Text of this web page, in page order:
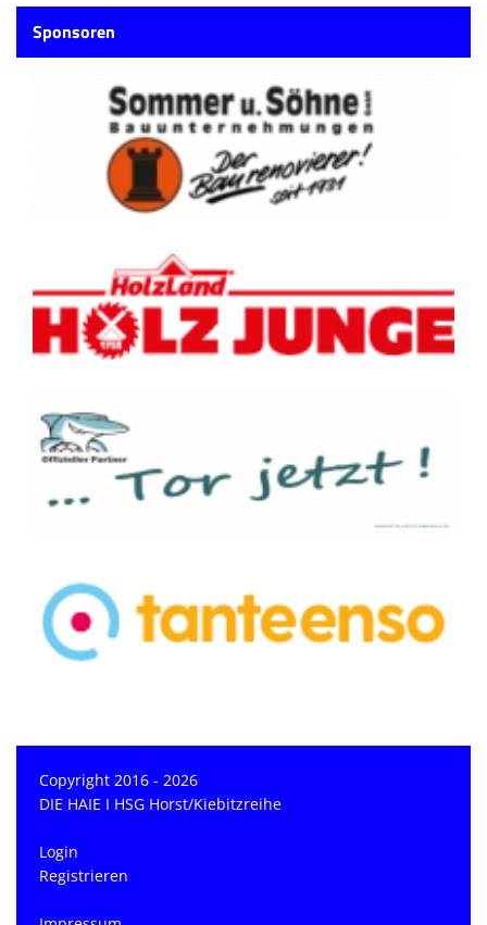
Sponsoren
Copyright 2016 - 2026
DIE HAIE I HSG Horst/Kiebitzreihe
Login
Registrieren